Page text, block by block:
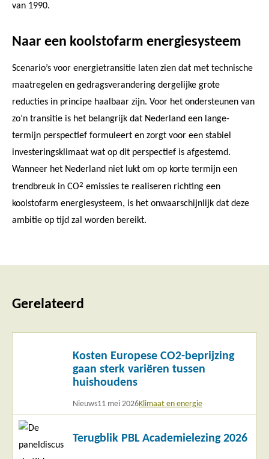
van 1990.
Naar een koolstofarm energiesysteem
Scenario’s voor energietransitie laten zien dat met technische
maatregelen en gedragsverandering dergelijke grote
reducties in principe haalbaar zijn. Voor het ondersteunen van
zo’n transitie is het belangrijk dat Nederland een lange-
termijn perspectief formuleert en zorgt voor een stabiel
investeringsklimaat wat op dit perspectief is afgestemd.
Wanneer het Nederland niet lukt om op korte termijn een
trendbreuk in CO2 emissies te realiseren richting een
koolstofarm energiesysteem, is het onwaarschijnlijk dat deze
ambitie op tijd zal worden bereikt.
Gerelateerd
Kosten Europese CO2-beprijzing
gaan sterk variëren tussen
huishoudens
Nieuws11 mei 2026Klimaat en energie
Terugblik PBL Academielezing 2026
Lees
meer